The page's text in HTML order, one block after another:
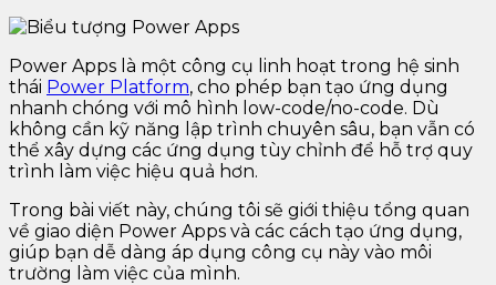
Power Apps là một công cụ linh hoạt trong hệ sinh
thái Power Platform, cho phép bạn tạo ứng dụng
nhanh chóng với mô hình low-code/no-code. Dù
không cần kỹ năng lập trình chuyên sâu, bạn vẫn có
thể xây dựng các ứng dụng tùy chỉnh để hỗ trợ quy
trình làm việc hiệu quả hơn.
Trong bài viết này, chúng tôi sẽ giới thiệu tổng quan
về giao diện Power Apps và các cách tạo ứng dụng,
giúp bạn dễ dàng áp dụng công cụ này vào môi
trường làm việc của mình.